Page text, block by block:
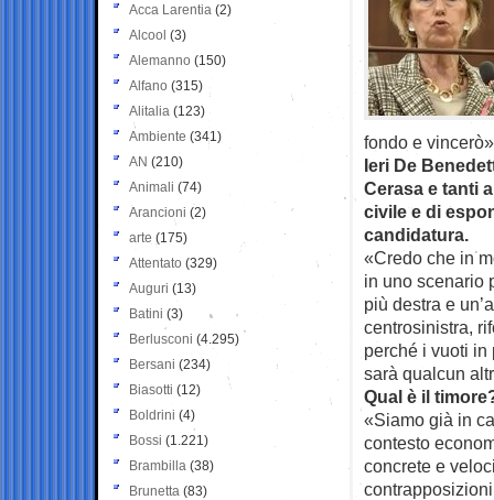
fondo e
Ieri De
Cerasa e tanti
civile e di
candidatura.
«Credo che in
in uno scenario
più destra e
centrosinistra,
perché i vuoti in
sarà qualcun
Qual è il
«Siamo già in
contesto
concrete e
Acca Larentia (2)
Alcool (3)
Alemanno (150)
Alfano (315)
Alitalia (123)
Ambiente (341)
AN (210)
Animali (74)
Arancioni (2)
arte (175)
Attentato (329)
Auguri (13)
Batini (3)
Berlusconi (4.295)
Bersani (234)
Biasotti (12)
Boldrini (4)
Bossi (1.221)
Brambilla (38)
Brunetta (83)